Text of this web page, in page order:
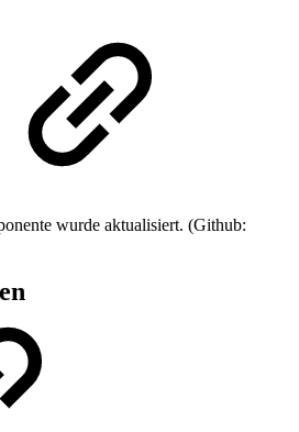
wurde aktualisiert. (Github: